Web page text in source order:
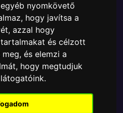
nyomkövető
hogy javítsa a
azzal hogy
és célzott
és elemzi a
hogy megtudjuk
Manga egyik népszerű
Ball Super Super Saiyan
gyűjtői vinyl karakter,
azaz - POP In a Box